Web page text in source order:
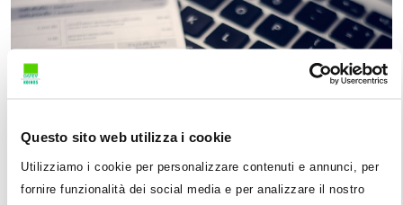
Questo sito web utilizza i cookie
Utilizziamo i cookie per personalizzare contenuti e annunci, per
fornire funzionalità dei social media e per analizzare il nostro